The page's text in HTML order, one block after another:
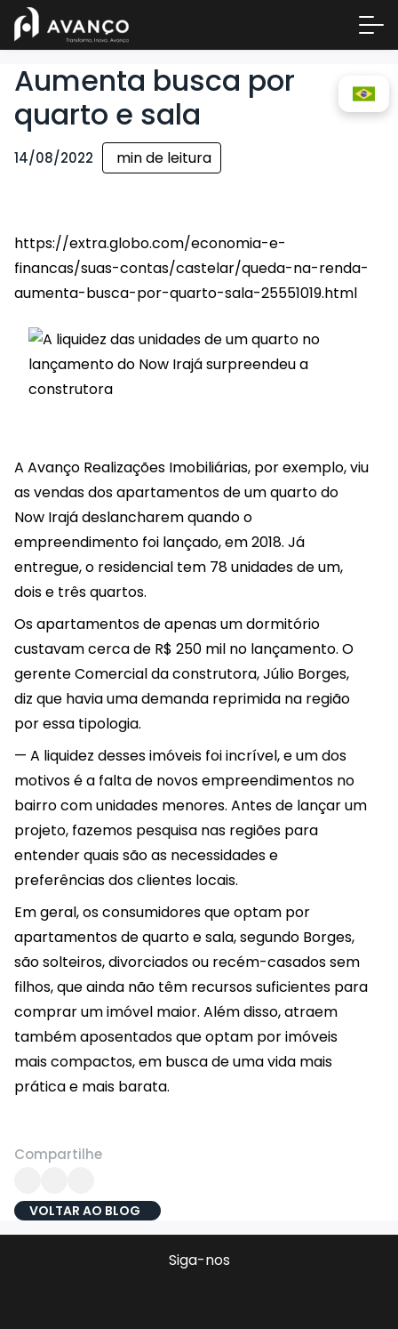
Área
Aumenta busca por
quarto e sala
14/08/2022 min de leitura
https://extra.globo.com/economia-e-
financas/suas-contas/castelar/queda-na-renda-
aumenta-busca-por-quarto-sala-25551019.html
A Avanço Realizações Imobiliárias, por exemplo, viu
as vendas dos apartamentos de um quarto do
Now Irajá deslancharem quando o
empreendimento foi lançado, em 2018. Já
entregue, o residencial tem 78 unidades de um,
dois e três quartos.
Os apartamentos de apenas um dormitório
custavam cerca de R$ 250 mil no lançamento. O
gerente Comercial da construtora, Júlio Borges,
diz que havia uma demanda reprimida na região
por essa tipologia.
— A liquidez desses imóveis foi incrível, e um dos
motivos é a falta de novos empreendimentos no
bairro com unidades menores. Antes de lançar um
projeto, fazemos pesquisa nas regiões para
entender quais são as necessidades e
preferências dos clientes locais.
Em geral, os consumidores que optam por
apartamentos de quarto e sala, segundo Borges,
são solteiros, divorciados ou recém-casados sem
filhos, que ainda não têm recursos suficientes para
comprar um imóvel maior. Além disso, atraem
também aposentados que optam por imóveis
mais compactos, em busca de uma vida mais
prática e mais barata.
Compartilhe
VOLTAR AO BLOG
Siga-nos